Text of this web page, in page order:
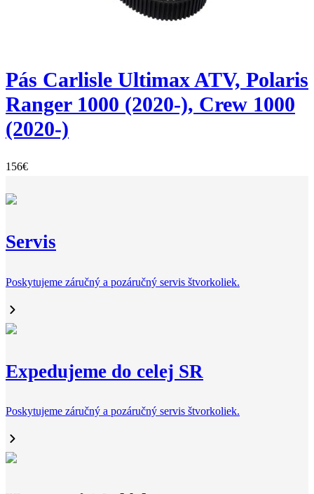
Pás Carlisle Ultimax ATV, Polaris
Ranger 1000 (2020-), Crew 1000
(2020-)
156€
Servis
Poskytujeme záručný a pozáručný servis štvorkoliek.
Expedujeme do celej SR
Poskytujeme záručný a pozáručný servis štvorkoliek.